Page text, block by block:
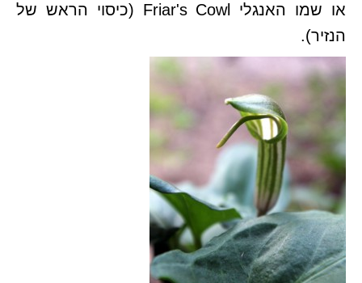
או שמו האנגלי Friar's Cowl (כיסוי הראש של
הנזיר).